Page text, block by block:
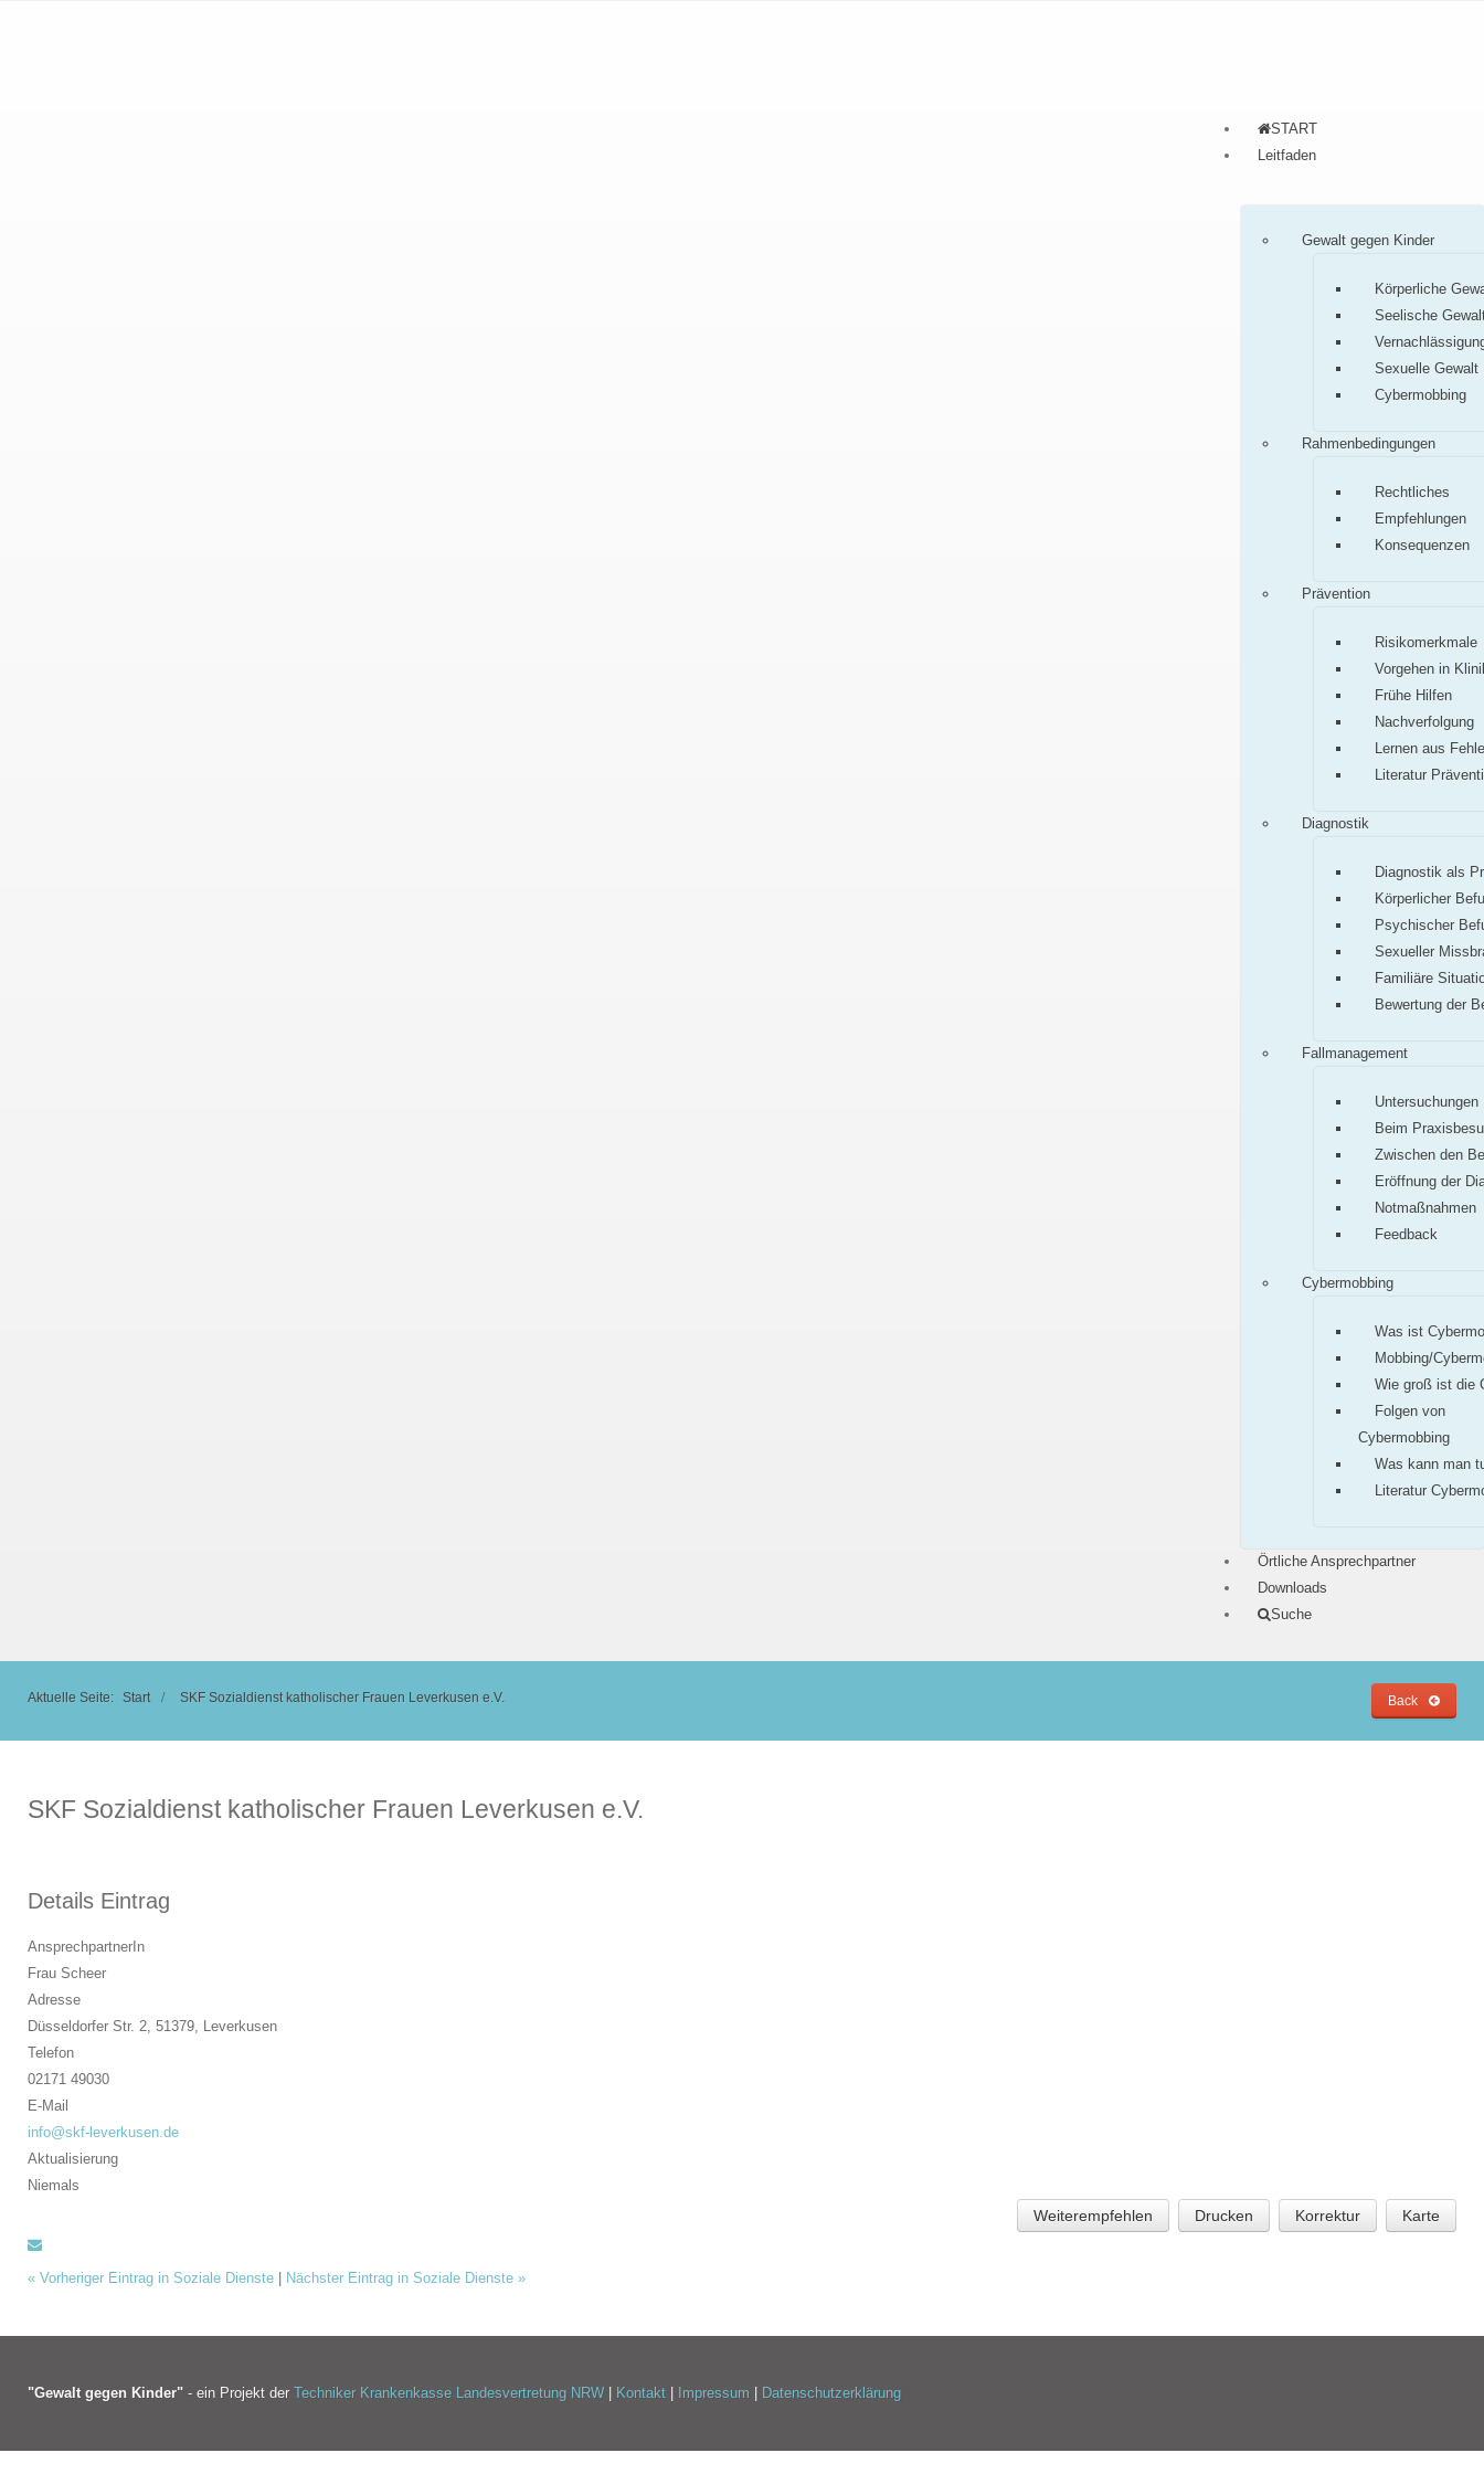
START
Leitfaden
Gewalt gegen Kinder
Körperliche
Seelische
Sexuelle Gewalt
Cybermobbing
Rahmenbedingungen
Rechtliches
Empfehlungen
Konsequenzen
Prävention
Risikomerkmale
Vorgehen in
Frühe Hilfen
Nachverfolgung
Lernen aus
Literatur
Diagnostik
Diagnostik als
Körperlicher
Psychischer
Sexueller
Familiäre
Bewertung der
Fallmanagement
Untersuchungen
Beim
Zwischen den
Eröffnung der
Notmaßnahmen
Feedback
Cybermobbing
Was ist
Mobbing/
Wie groß ist die
Folgen von
Cybermobbing
Was kann man
Literatur
Örtliche Ansprechpartner
Downloads
Suche
Aktuelle Seite: Start SKF Sozialdienst katholischer Frauen Leverkusen e.V. Back
SKF Sozialdienst katholischer Frauen Leverkusen e.V.
Details Eintrag
AnsprechpartnerIn
Frau Scheer
Adresse
Düsseldorfer Str. 2, 51379, Leverkusen
Telefon
02171 49030
E-Mail
info@skf-leverkusen.de
Aktualisierung
Niemals
Weiterempfehlen Drucken Korrektur Karte
« Vorheriger Eintrag in Soziale Dienste Nächster Eintrag in Soziale Dienste »
"Gewalt gegen Kinder" - ein Projekt der Techniker Krankenkasse Landesvertretung NRW Kontakt Impressum Datenschutzerklärung